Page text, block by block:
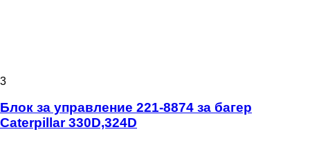
3
Блок за управление 221-8874 за багер
Caterpillar 330D,324D